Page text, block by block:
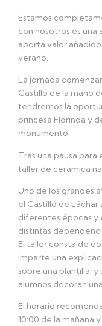
Estamos
con nosotros es
aporta valor
verano.
La jornada
Castillo de la mano
tendremos la
princesa Florinda y
monumento.
Tras una pausa para
taller de cerámica
Uno de los grandes
el Castillo de Láchar
diferentes épocas y
distintas
El taller consta de
imparte una
sobre una plantilla, y
alumnos decoran
El horario
10:00 de la mañana